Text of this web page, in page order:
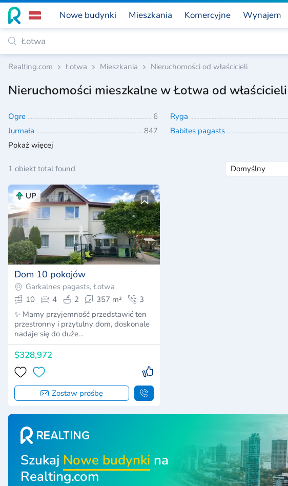
Nowe budynki Mieszkania Komercyjne Wynajem
Realting.com Łotwa Mieszkania Nieruchomości od właścicieli
Nieruchomości mieszkalne w Łotwa od właścicieli
Ogre 6 Ryga
Jurmała
847 Babites pagasts
Pokaż więcej
1 obiekt total found
UP
Dom 10 pokojów
Garkalnes pagasts, Łotwa
10
4 2 357 m²
3
✨ Mamy przyjemność przedstawić ten
przestronny i przytulny dom, doskonale
nadaje się do duże…
$328,972
Zostaw prośbę
Szukaj Nowe budynki na
Realting.com